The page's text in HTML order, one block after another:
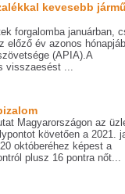
kevesebb
forgalomba januárban,
előző év azonos
(APIA).A
visszaesést ...
Magyarországon az
követően a 2021.
októberéhez képest a
plusz 16 pontra nőt...